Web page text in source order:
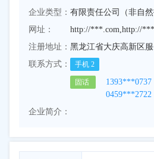
企业类型： 有限责任公司（非自
网址：
http://***.com,http://
注册地址： 黑龙江省大庆高新区
联系方式：
手机 2
固话 1393***0737
0459***2722
企业简介：